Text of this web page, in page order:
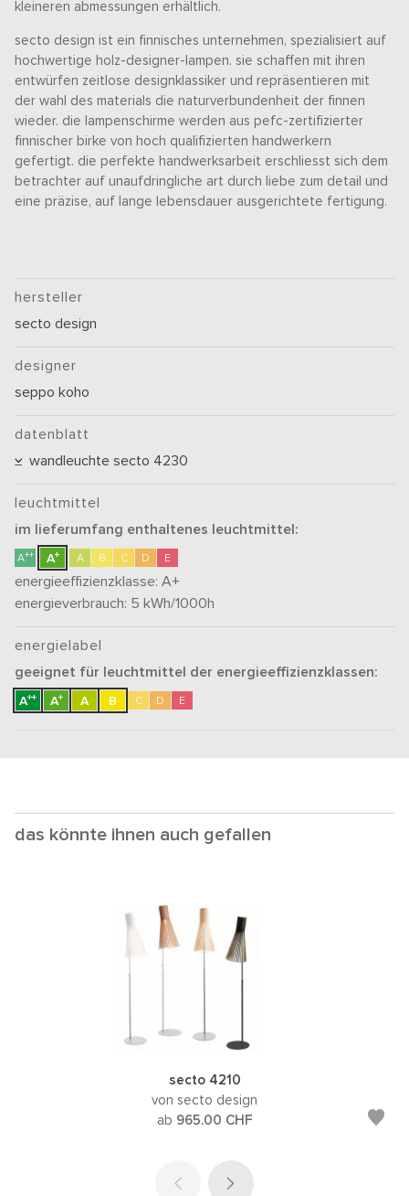
kleineren abmessungen erhältlich.
secto design ist ein finnisches unternehmen, spezialisiert auf
hochwertige holz-designer-lampen. sie schaffen mit ihren
entwürfen zeitlose designklassiker und repräsentieren mit
der wahl des materials die naturverbundenheit der finnen
wieder. die lampenschirme werden aus pefc-zertifizierter
finnischer birke von hoch qualifizierten handwerkern
gefertigt. die perfekte handwerksarbeit erschliesst sich dem
betrachter auf unaufdringliche art durch liebe zum detail und
eine präzise, auf lange lebensdauer ausgerichtete fertigung.
hersteller
secto design
designer
seppo koho
datenblatt
wandleuchte secto 4230
leuchtmittel
im lieferumfang enthaltenes leuchtmittel:
A++ A+ A B C D E
energieeffizienzklasse:A+
energieverbrauch: 5 kWh/1000h
energielabel
geeignet für leuchtmittel der energieeffizienzklassen:
A++ A+ A B C D E
das könnte ihnen auch gefallen
secto 4210
von secto design
ab 965.00 CHF